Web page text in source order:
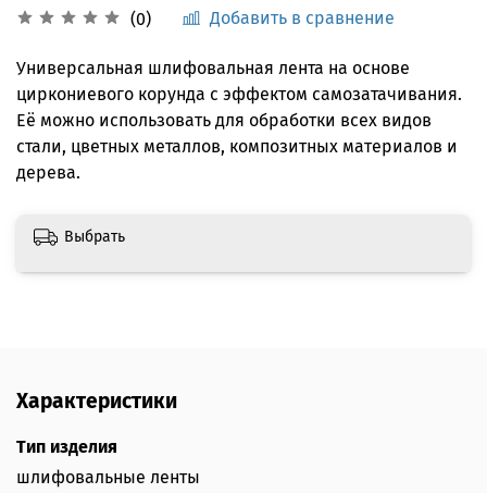
(0) Добавить в сравнение
Универсальная шлифовальная лента на основе
циркониевого корунда с эффектом самозатачивания.
Её можно использовать для обработки всех видов
стали, цветных металлов, композитных материалов и
дерева.
Выбрать
Характеристики
Тип изделия
шлифовальные ленты